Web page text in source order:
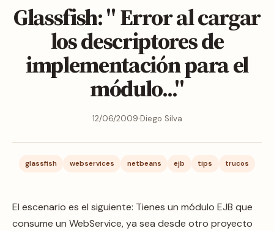
Glassfish: " Error al cargar
los descriptores de
implementación para el
módulo..."
12/06/2009·Diego Silva
glassfish webservices netbeans ejb tips trucos
El escenario es el siguiente: Tienes un módulo EJB que
consume un WebService, ya sea desde otro proyecto